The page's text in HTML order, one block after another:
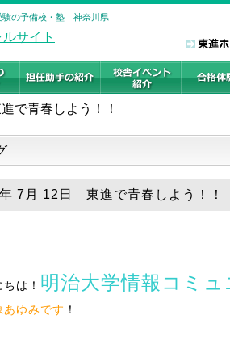
の予備校・塾｜神奈川県
で青春しよう！！
7月 12日 東進で青春しよう！！
は！ 明治大学情報コミ
あゆみです ！